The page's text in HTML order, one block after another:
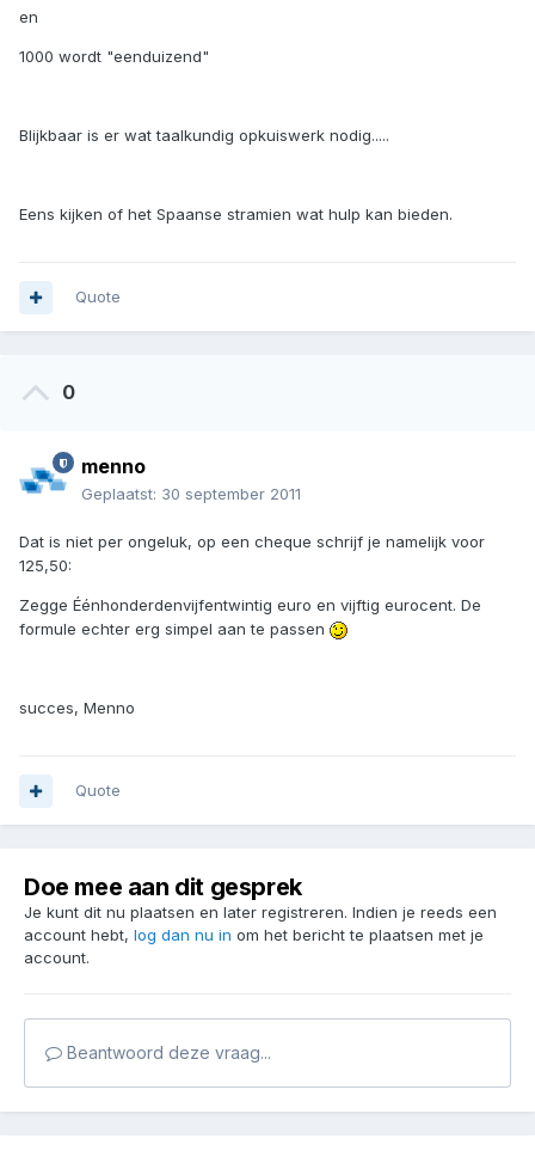
en
1000 wordt "eenduizend"
Blijkbaar is er wat taalkundig opkuiswerk nodig.....
Eens kijken of het Spaanse stramien wat hulp kan bieden.
Quote
0
menno
Geplaatst: 30 september 2011
Dat is niet per ongeluk, op een cheque schrijf je namelijk voor
125,50:
Zegge Éénhonderdenvijfentwintig euro en vijftig eurocent. De
formule echter erg simpel aan te passen
succes, Menno
Quote
Doe mee aan dit gesprek
Je kunt dit nu plaatsen en later registreren. Indien je reeds een
account hebt, log dan nu in om het bericht te plaatsen met je
account.
Beantwoord deze vraag...